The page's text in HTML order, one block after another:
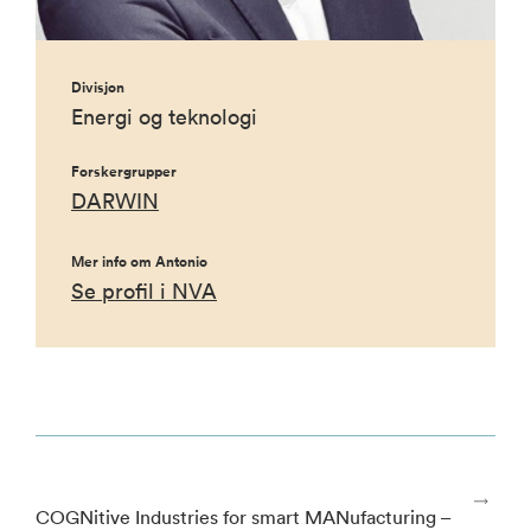
Divisjon
Energi og teknologi
Forskergrupper
DARWIN
Mer info om Antonio
Se profil i NVA
COGNitive Industries for smart MANufacturing –